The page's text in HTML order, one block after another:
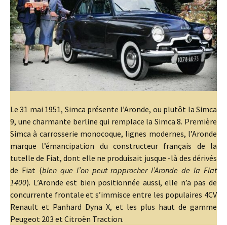
Le 31 mai 1951, Simca présente l’Aronde, ou plutôt la Simca
9, une charmante berline qui remplace la Simca 8. Première
Simca à carrosserie monocoque, lignes modernes, l’Aronde
marque l’émancipation du constructeur français de la
tutelle de Fiat, dont elle ne produisait jusque -là des dérivés
de Fiat (bien que l’on peut rapprocher l’Aronde de la Fiat
1400). L’Aronde est bien positionnée aussi, elle n’a pas de
concurrente frontale et s’immisce entre les populaires 4CV
Renault et Panhard Dyna X, et les plus haut de gamme
Peugeot 203 et Citroën Traction.